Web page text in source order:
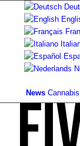
Cannabis con